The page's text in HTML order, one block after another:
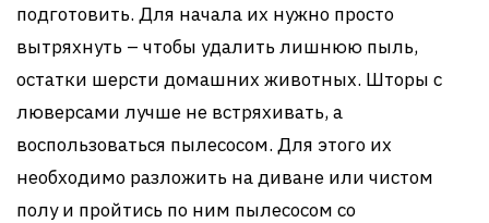
подготовить. Для начала их нужно просто
вытряхнуть – чтобы удалить лишнюю пыль,
остатки шерсти домашних животных. Шторы с
люверсами лучше не встряхивать, а
воспользоваться пылесосом. Для этого их
необходимо разложить на диване или чистом
полу и пройтись по ним пылесосом со